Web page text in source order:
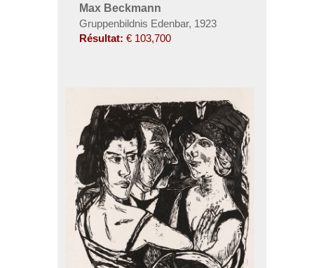
Max Beckmann
Gruppenbildnis Edenbar, 1923
Résultat: € 103,700